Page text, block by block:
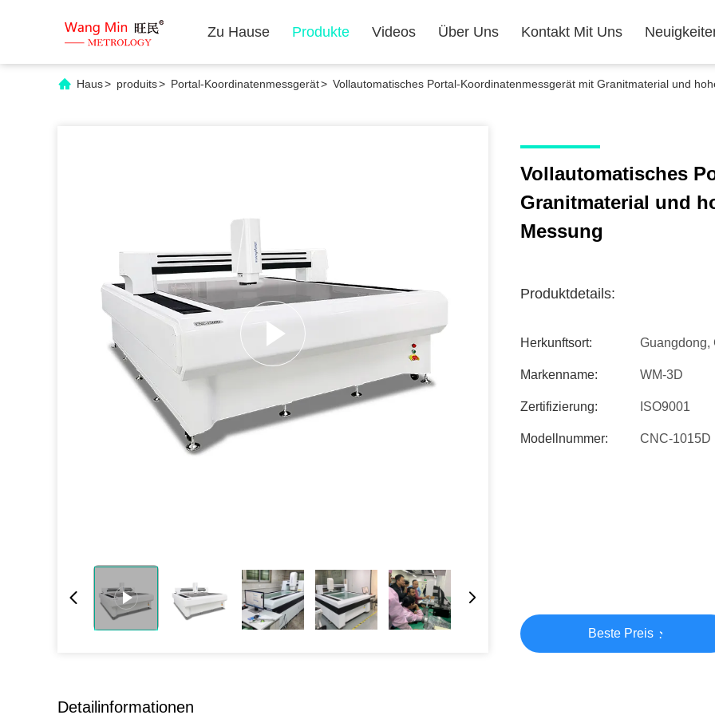
Zu Hause Produkte Videos Über Uns Kontakt Mit Uns
Haus> produits> Portal-Koordinatenmessgerät> Vollautomatisches Portal-Koordinatenmessgerät mit Granitmaterial und
Vollautomatisches
Granitmaterial und
Messung
Produktdetails:
Herkunftsort: Guangdong,
Markenname: WM-3D
Zertifizierung: ISO9001
Modellnummer: CNC-1015D
Beste Preis
Detailinformationen